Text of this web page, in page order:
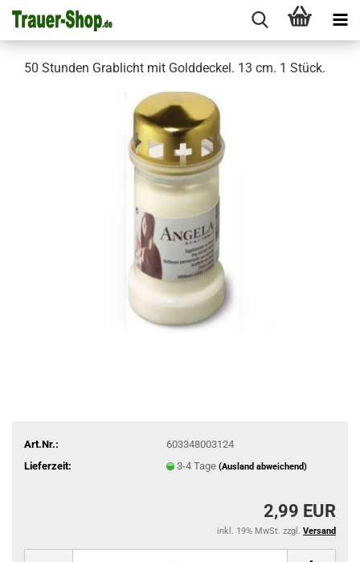
50 Stunden Grablicht mit Golddeckel. 13 cm. 1 Stück.
Art.Nr.:
603348003124
Lieferzeit:
3-4 Tage (Ausland abweichend)
2,99 EUR
inkl. 19% MwSt. zzgl. Versand